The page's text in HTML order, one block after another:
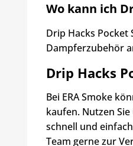
Wo kann ich
Drip Hacks Pocket
Dampferzubehör
Drip Hacks
Bei ERA Smoke
kaufen. Nutzen
schnell und
Team gerne zur